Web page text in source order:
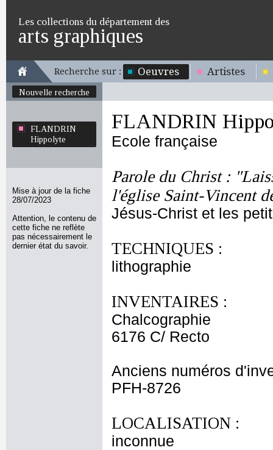
Les collections du département des
arts graphiques
Recherche sur : Oeuvres Artistes
Nouvelle recherche
FLANDRIN
Hippolyte
Mise à jour de la fiche
28/07/2023
Attention, le contenu de
cette fiche ne reflète
pas nécessairement le
dernier état du savoir.
FLANDRIN
Ecole française
Parole du Christ :
l'église Saint-Vincent
Jésus-Christ et les
TECHNIQUES :
lithographie
INVENTAIRES :
Chalcographie
6176 C/ Recto
Anciens numéros
PFH-8726
LOCALISATION :
inconnue